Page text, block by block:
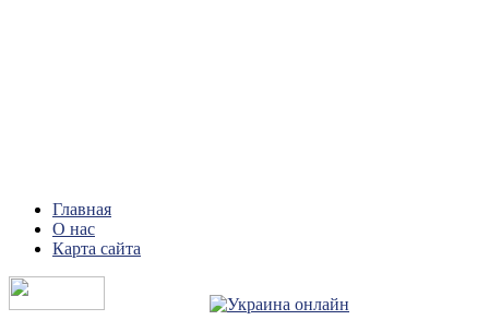
Главная
О нас
Карта сайта